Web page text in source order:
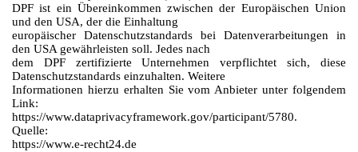
DPF ist ein Übereinkommen zwischen der Europäischen Union
und den USA, der die Einhaltung
europäischer Datenschutzstandards bei Datenverarbeitungen in
den USA gewährleisten soll. Jedes nach
dem DPF zertifizierte Unternehmen verpflichtet sich, diese
Datenschutzstandards einzuhalten. Weitere
Informationen hierzu erhalten Sie vom Anbieter unter folgendem
Link:
https://www.dataprivacyframework.gov/participant/5780.
Quelle:
https://www.e-recht24.de